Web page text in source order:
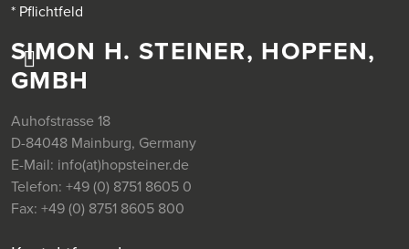
SIMON H. STEINER, HOPFEN,
GMBH
Auhofstrasse 18
D-84048 Mainburg, Germany
E-Mail: info(at)hopsteiner.de
Telefon: +49 (0) 8751 8605 0
Fax: +49 (0) 8751 8605 800
* Pflichtfeld